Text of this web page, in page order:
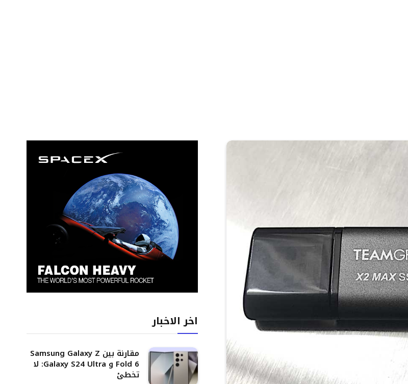
اخر الاخبار
مقارنة بين Samsung Galaxy Z
Fold 6 و Galaxy S24 Ultra: لا
تخطئ